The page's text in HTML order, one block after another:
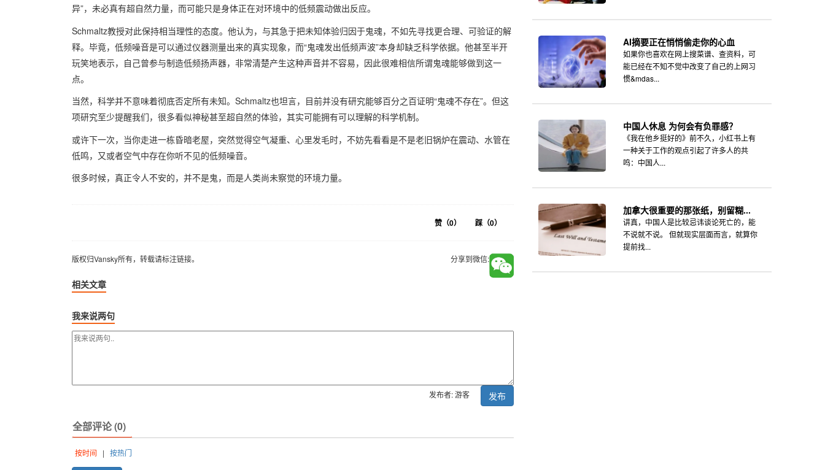
异”，未必真有超自然力量，而可能只是身体正在对环境中的低频震动做出反应。
Schmaltz教授对此保持相当理性的态度。他认为，与其急于把未知体验归因于鬼魂，不如先寻找更合理、可验证的解
释。毕竟，低频噪音是可以通过仪器测量出来的真实现象，而“鬼魂发出低频声波”本身却缺乏科学依据。他甚至半开
玩笑地表示，自己曾参与制造低频扬声器，非常清楚产生这种声音并不容易，因此很难相信所谓鬼魂能够做到这一
点。
当然，科学并不意味着彻底否定所有未知。Schmaltz也坦言，目前并没有研究能够百分之百证明“鬼魂不存在”。但这
项研究至少提醒我们，很多看似神秘甚至超自然的体验，其实可能拥有可以理解的科学机制。
或许下一次，当你走进一栋昏暗老屋，突然觉得空气凝重、心里发毛时，不妨先看看是不是老旧锅炉在震动、水管在
低鸣，又或者空气中存在你听不见的低频噪音。
很多时候，真正令人不安的，并不是鬼，而是人类尚未察觉的环境力量。
赞（0） 踩（0）
版权归Vansky所有，转载请标注链接。 分享到微信:
相关文章
我来说两句
发布者: 游客 发布
全部评论 (0)
按时间 | 按热门
AI摘要正在悄悄偷走你的心血
如果你也喜欢在网上搜菜谱、查资料，可
能已经在不知不觉中改变了自己的上网习
惯&mdas...
中国人休息 为何会有负罪感？
《我在他乡挺好的》前不久，小红书上有
一种关于工作的观点引起了许多人的共
鸣：中国人...
加拿大很重要的那张纸，别留糊...
讲真，中国人是比较忌讳谈论死亡的，能
不说就不说。 但就现实层面而言，就算你
提前找...